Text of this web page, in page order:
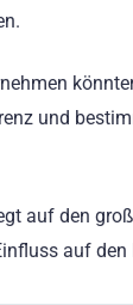
und
auf den
auf den